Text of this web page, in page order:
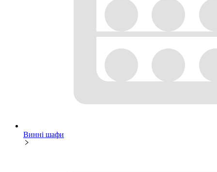
Винні шафи